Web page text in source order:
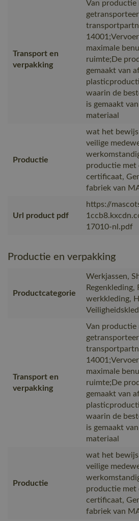
Transport en
verpakking
Van productie
maximale
ruimte;De
gemaakt van
waarin de
is gemaakt
materiaal
Productie
wat het bewijs
veilige
productie met
certificaat,
fabriek van
Url product pdf
https://
17010-nl.pdf
Productie en verpakking
Productcategorie
Werkjassen,
Regenkleding,
werkkleding,
Transport en
verpakking
Van productie
maximale
ruimte;De
gemaakt van
waarin de
is gemaakt
materiaal
Productie
wat het bewijs
veilige
productie met
certificaat,
fabriek van